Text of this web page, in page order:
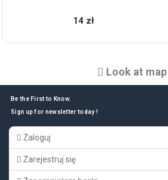
14 zł
Look at map
Be the First to Know.
Sign up for newsletter today !
Zaloguj
Zarejestruj się